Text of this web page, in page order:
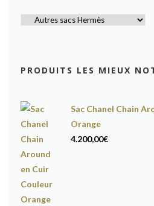
PRODUITS LES MIEUX
Sac Chanel Chain
Orange
4.200,00€